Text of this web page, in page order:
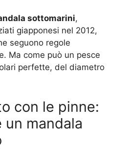
sottomarini,
giapponesi nel 2012,
seguono regole
Ma come può un pesce
perfette, del diametro
con le pinne:
un mandala